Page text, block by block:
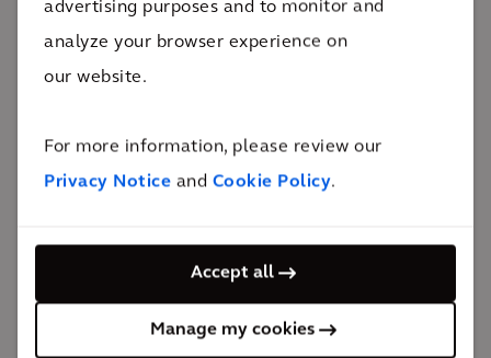
advertising purposes and to monitor and
analyze your browser experience on
our website.
For more information, please review our
Privacy Notice and Cookie Policy.
Accept all
Manage my cookies
Door het toepassen van onze
duurzaamheidsexpertise en de laatste innovatieve
reductie van de warmtevraag
het behalen van de Europese klimaatdoelstellingen.
Door het toepassen van onze
duurzaamheidsexpertise en de laatste innovatieve